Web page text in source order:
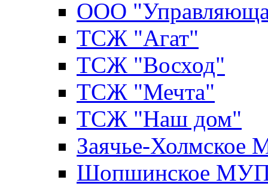
ООО
ТСЖ "Агат"
ТСЖ "Восход"
ТСЖ "Мечта"
ТСЖ "Наш дом"
Заячье-
Шопшинское